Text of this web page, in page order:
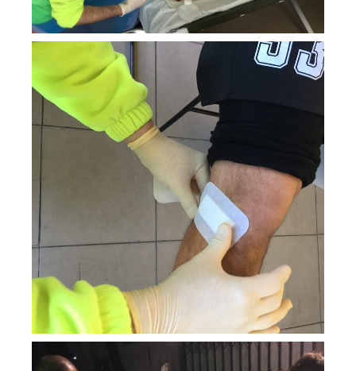
Apoio médico á prova de
Ginástica no Norte do país